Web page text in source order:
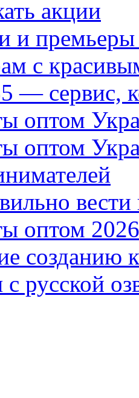
акции
и
с
— сервис,
оптом
оптом
оптом
созданию
русской